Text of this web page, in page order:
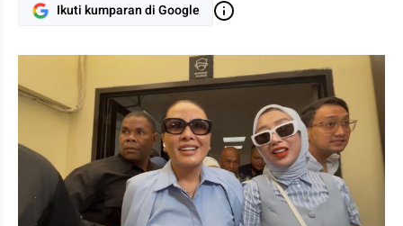
Ikuti kumparan di Google